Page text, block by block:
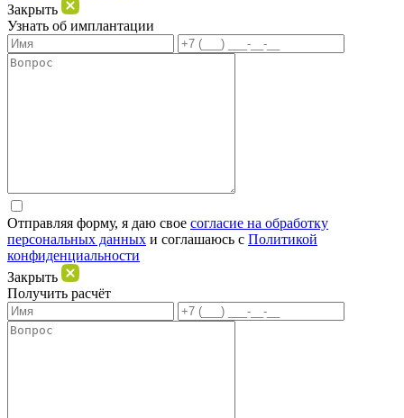
Закрыть
Узнать об имплантации
Отправляя форму, я даю свое согласие на обработку
персональных данных и соглашаюсь c Политикой
конфиденциальности
Закрыть
Получить расчёт